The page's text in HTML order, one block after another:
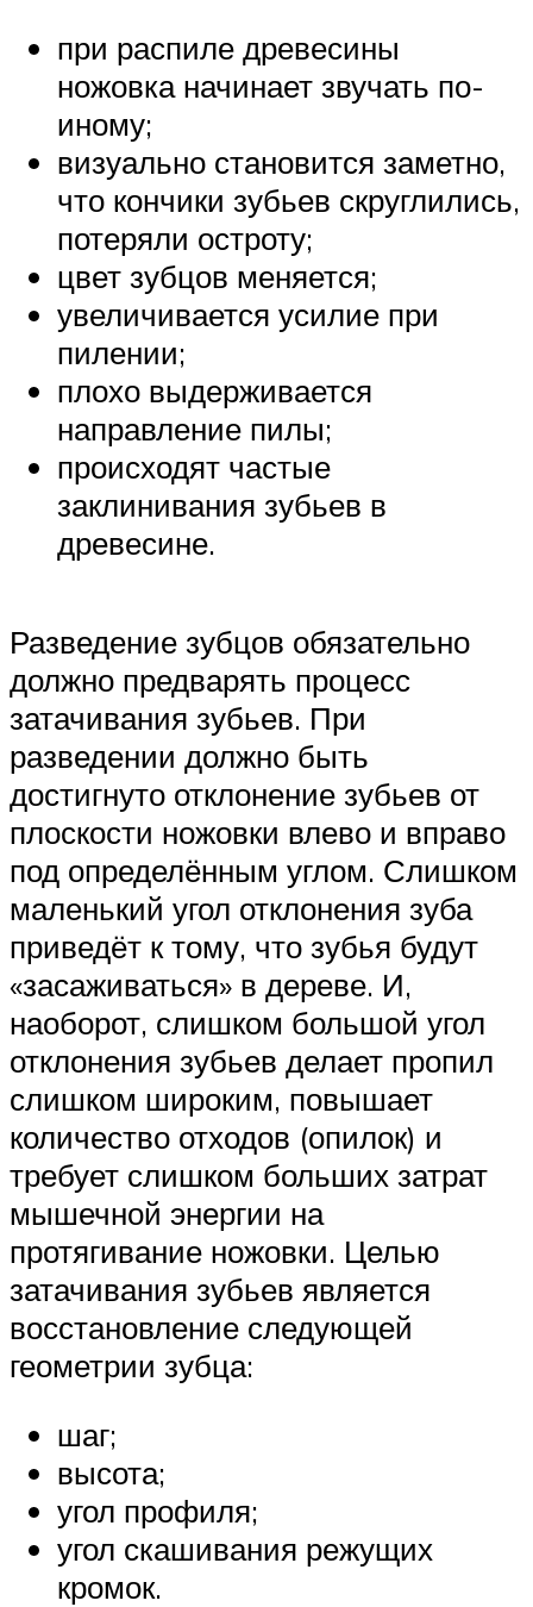
при распиле древесины
ножовка начинает звучать по-
иному;
визуально становится заметно,
что кончики зубьев скруглились,
потеряли остроту;
цвет зубцов меняется;
увеличивается усилие при
пилении;
плохо выдерживается
направление пилы;
происходят частые
заклинивания зубьев в
древесине.
Разведение зубцов обязательно
должно предварять процесс
затачивания зубьев. При
разведении должно быть
достигнуто отклонение зубьев от
плоскости ножовки влево и вправо
под определённым углом. Слишком
маленький угол отклонения зуба
приведёт к тому, что зубья будут
«засаживаться» в дереве. И,
наоборот, слишком большой угол
отклонения зубьев делает пропил
слишком широким, повышает
количество отходов (опилок) и
требует слишком больших затрат
мышечной энергии на
протягивание ножовки. Целью
затачивания зубьев является
восстановление следующей
геометрии зубца:
шаг;
высота;
угол профиля;
угол скашивания режущих
кромок.